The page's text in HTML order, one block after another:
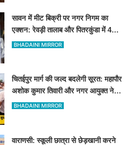
सावन में मीट बिक्री पर नगर निगम का
एक्शन: रेवड़ी तालाब और पितरकुंडा में 4
दुकानों पर गिरी गाज
BHADAINI MIRROR
चितईपुर मार्ग की जल्द बदलेगी सूरत: महापौर
अशोक कुमार तिवारी और नगर आयुक्त ने
किया औचक निरीक्षण
BHADAINI MIRROR
वाराणसी: स्कूली छात्रा से छेड़खानी करने